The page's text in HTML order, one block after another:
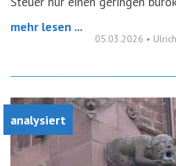
mehr lesen ...
05.03.2026 •
analysiert